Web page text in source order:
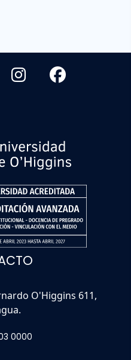
O'Higgins 611,
0000